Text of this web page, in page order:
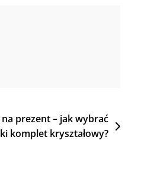
prezent – jak wybrać
komplet kryształowy?